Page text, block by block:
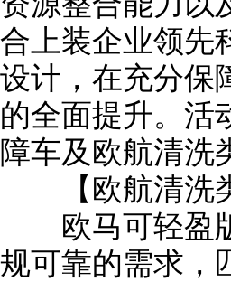
合上装企业领先
设计，在充分保
的全面提升。活
障车及欧航清洗
【欧航清洗
欧马可轻盈版
规可靠的需求，